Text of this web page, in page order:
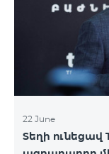
խնդիրը։
ունենալու են
մաղթելով
Telecom
Եսայանը նշեց,
22 June
Տեղի ունեցավ